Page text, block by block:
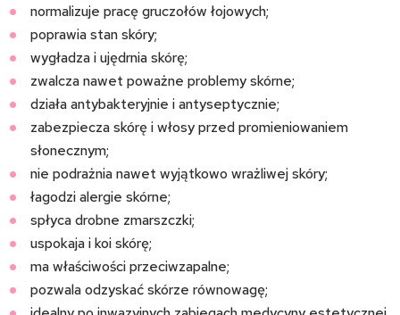
normalizuje pracę gruczołów łojowych;
poprawia stan skóry;
wygładza i ujędrnia skórę;
zwalcza nawet poważne problemy skórne;
działa antybakteryjnie i antyseptycznie;
zabezpiecza skórę i włosy przed promieniowaniem
słonecznym;
nie podrażnia nawet wyjątkowo wrażliwej skóry;
łagodzi alergie skórne;
spłyca drobne zmarszczki;
uspokaja i koi skórę;
ma właściwości przeciwzapalne;
pozwala odzyskać skórze równowagę;